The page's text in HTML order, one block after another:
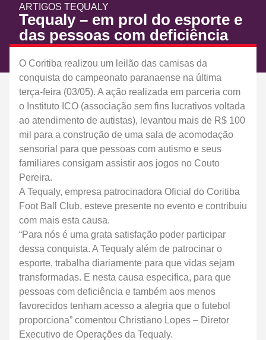
ARTIGOS TEQUALY
Tequaly – em prol do esporte e
das pessoas com deficiência
Publicado em: 5 de maio de 2022
O Coritiba realizou um leilão das camisas da
conquista do campeonato paranaense na última
terça-feira (03/05). A ação realizada em parceria com
o Instituto ICO (associação sem fins lucrativos voltada
ao atendimento de autistas), levantou mais de R$ 100
mil para a construção de uma sala de acomodação
sensorial para que pessoas com autismo e seus
familiares consigam assistir aos jogos no Couto
Pereira.
A Tequaly, empresa patrocinadora Oficial do Coritiba
Foot Ball Club, esteve presente no evento e contribuiu
com mais esta causa.
“Para nós é uma grata satisfação poder participar
dessa conquista. A Tequaly além de patrocinar o
esporte, trabalha diariamente para que vidas sejam
transformadas. E nesta causa especifica, para que
pessoas com deficiência e também aos menos
favorecidos tenham acesso a alegria que o futebol
proporciona” comentou Christiano Lopes – Diretor
Executivo de Operações da Tequaly.